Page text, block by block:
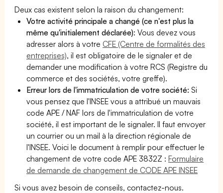
Deux cas existent selon la raison du changement:
Votre activité principale a changé (ce n'est plus la
même qu'initialement déclarée): Vous devez vous
adresser alors à votre CFE (Centre de formalités des
entreprises), il est obligatoire de le signaler et de
demander une modification à votre RCS (Registre du
commerce et des sociétés, votre greffe).
Erreur lors de l'immatriculation de votre société:Si
vous pensez que l'INSEE vous a attribué un mauvais
code APE / NAF lors de l'immatriculation de votre
société, il est important de le signaler. Il faut envoyer
un courrier ou un mail à la direction régionale de
l'INSEE. Voici le document à remplir pour effectuer le
changement de votre code APE 3832Z :Formulaire
de demande de changement de CODE APE INSEE
Si vous avez besoin de conseils, contactez-nous.